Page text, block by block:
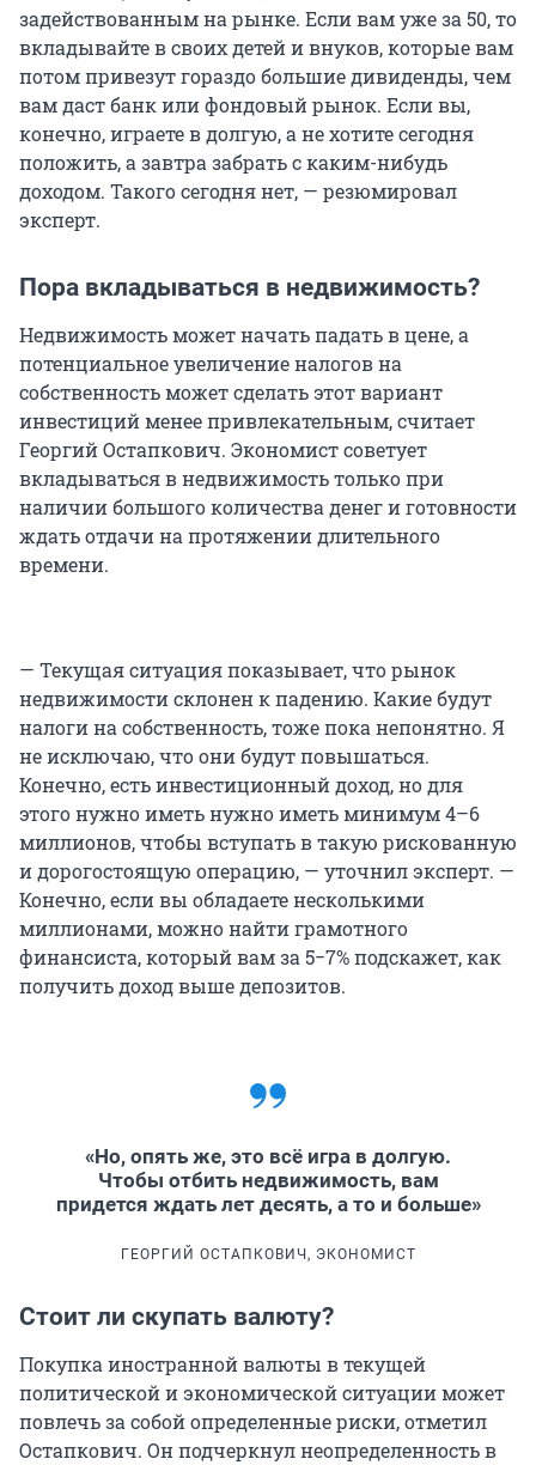
задействованным на рынке. Если вам уже за 50, то
вкладывайте в своих детей и внуков, которые вам
потом привезут гораздо большие дивиденды, чем
вам даст банк или фондовый рынок. Если вы,
конечно, играете в долгую, а не хотите сегодня
положить, а завтра забрать с каким-нибудь
доходом. Такого сегодня нет, — резюмировал
эксперт.
Пора вкладываться в недвижимость?
Недвижимость может начать падать в цене, а
потенциальное увеличение налогов на
собственность может сделать этот вариант
инвестиций менее привлекательным, считает
Георгий Остапкович. Экономист советует
вкладываться в недвижимость только при
наличии большого количества денег и готовности
ждать отдачи на протяжении длительного
времени.
— Текущая ситуация показывает, что рынок
недвижимости склонен к падению. Какие будут
налоги на собственность, тоже пока непонятно. Я
не исключаю, что они будут повышаться.
Конечно, есть инвестиционный доход, но для
этого нужно иметь нужно иметь минимум 4–6
миллионов, чтобы вступать в такую рискованную
и дорогостоящую операцию, — уточнил эксперт. —
Конечно, если вы обладаете несколькими
миллионами, можно найти грамотного
финансиста, который вам за 5−7% подскажет, как
получить доход выше депозитов.
«Но, опять же, это всё игра в долгую.
Чтобы отбить недвижимость, вам
придется ждать лет десять, а то и больше»
ГЕОРГИЙ ОСТАПКОВИЧ, ЭКОНОМИСТ
Стоит ли скупать валюту?
Покупка иностранной валюты в текущей
политической и экономической ситуации может
повлечь за собой определенные риски, отметил
Остапкович. Он подчеркнул неопределенность в